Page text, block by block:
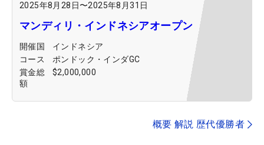
2025年8月28日〜2025年8月31日
マンディリ・インドネシアオープン
開催国
インドネシア
コース
ポンドック・インダGC
賞金総
額
$2,000,000
概要 解説 歴代優勝者